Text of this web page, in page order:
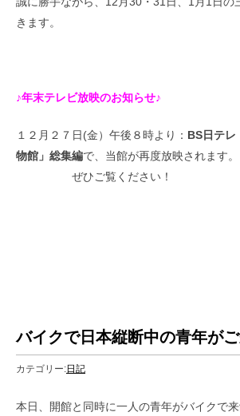
きます。
♪年末テレビ放映のお知らせ♪
１２月２７日(金）午後８時より： BS日テレ
物館」総集編で、当館が再度放
ぜひご覧ください！
バイクで日本縦断中の青年がご
カテゴリー:日記
本日、開館と同時に一人の青年がバイクで来